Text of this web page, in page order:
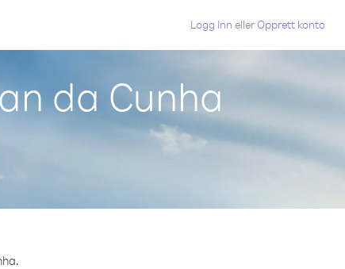
Logg Inn ellerOpprett konto
da Cunha